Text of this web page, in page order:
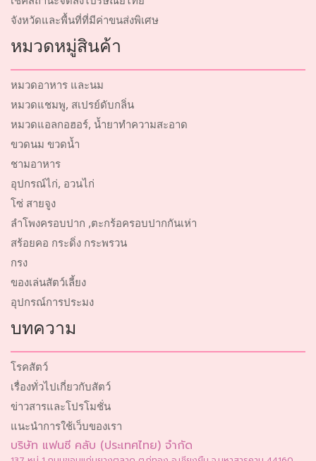
จังหวัดและพื้นที่ที่มีค่าขนส่งพิเศษ
หมวดหมู่สินค้า
หมวดอาหาร และนม
หมวดแชมพู, สเปรย์ดับกลิ่น
หมวดแอลกอฮอร์, น้ำยาทำความสะอาด
ขวดนม ขวดน้ำ
ชามอาหาร
อุปกรณ์ไก่, อวนไก่
โซ่ สายจูง
ลำโพงครอบปาก ,ตะกร้อครอบปากกันเห่า
สร้อยคอ กระดิ่ง กระพรวน
กรง
ของเล่นสัตว์เลี้ยง
อุปกรณ์การประมง
บทความ
โรคสัตว์
เรื่องทั่วไปเกี่ยวกับสัตว์
ข่าวสารและโปรโมชั่น
แนะนำการใช้เว็บของเรา
บริษัท แฟนซี คลับ (ประเทศไทย) จำกัด